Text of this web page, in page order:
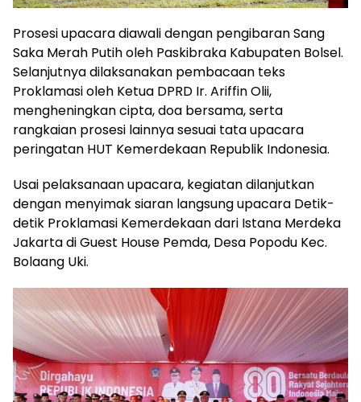
Prosesi upacara diawali dengan pengibaran Sang
Saka Merah Putih oleh Paskibraka Kabupaten Bolsel.
Selanjutnya dilaksanakan pembacaan teks
Proklamasi oleh Ketua DPRD Ir. Ariffin Olii,
mengheningkan cipta, doa bersama, serta
rangkaian prosesi lainnya sesuai tata upacara
peringatan HUT Kemerdekaan Republik Indonesia.
Usai pelaksanaan upacara, kegiatan dilanjutkan
dengan menyimak siaran langsung upacara Detik-
detik Proklamasi Kemerdekaan dari Istana Merdeka
Jakarta di Guest House Pemda, Desa Popodu Kec.
Bolaang Uki.